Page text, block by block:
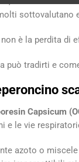
è la perdita di
può tradirti e
Capsicum
e le vie
azoto o